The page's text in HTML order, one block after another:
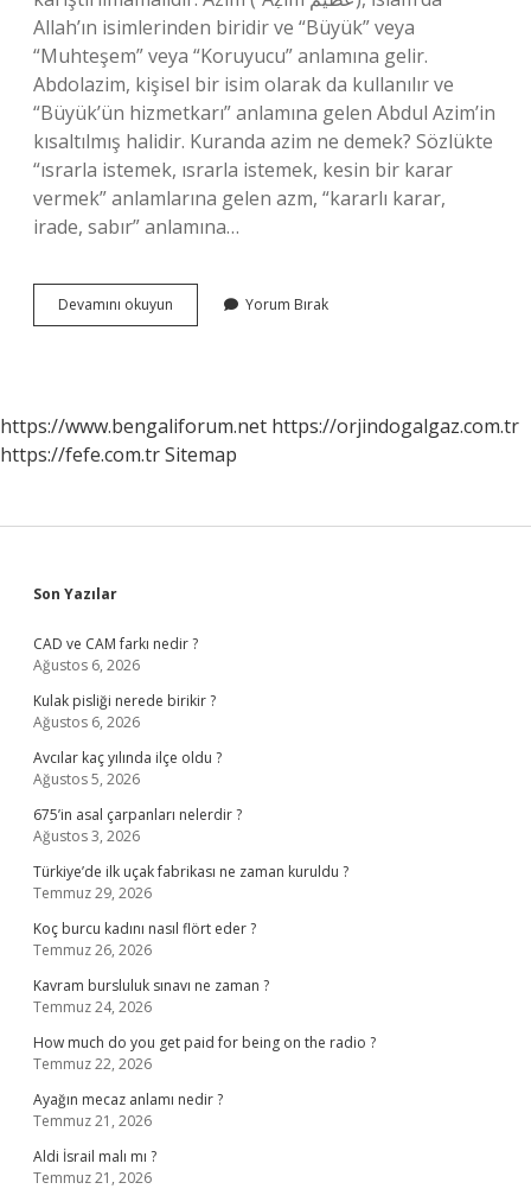
Allah’ın isimlerinden biridir ve “Büyük” veya
“Muhteşem” veya “Koruyucu” anlamına gelir.
Abdolazim, kişisel bir isim olarak da kullanılır ve
“Büyük’ün hizmetkarı” anlamına gelen Abdul Azim’in
kısaltılmış halidir. Kuranda azim ne demek? Sözlükte
“ısrarla istemek, ısrarla istemek, kesin bir karar
vermek” anlamlarına gelen azm, “kararlı karar,
irade, sabır” anlamına…
Devamını okuyun
Arapça
Yorum Bırak
https://www.bengaliforum.net https://orjindogalgaz.com.tr
https://fefe.com.trSitemap
Sidebar
Son Yazılar
CAD ve CAM farkı nedir ?
Ağustos 6, 2026
Kulak pisliği nerede birikir ?
Ağustos 6, 2026
Avcılar kaç yılında ilçe oldu ?
Ağustos 5, 2026
675’in asal çarpanları nelerdir ?
Ağustos 3, 2026
Türkiye’de ilk uçak fabrikası ne zaman kuruldu ?
Temmuz 29, 2026
Koç burcu kadını nasıl flört eder ?
Temmuz 26, 2026
Kavram bursluluk sınavı ne zaman ?
Temmuz 24, 2026
How much do you get paid for being on the radio ?
Temmuz 22, 2026
Ayağın mecaz anlamı nedir ?
Temmuz 21, 2026
Aldi İsrail malı mı ?
Temmuz 21, 2026